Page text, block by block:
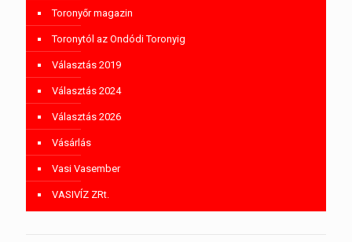
Toronyőr magazin
Toronytól az Ondódi Toronyig
Választás 2019
Választás 2024
Választás 2026
Vásárlás
Vasi Vasember
VASIVÍZ ZRt.